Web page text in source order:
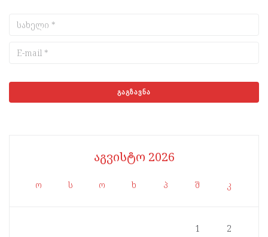
აგვისტო 2026
ო ს ო ხ პ შ კ
1 2